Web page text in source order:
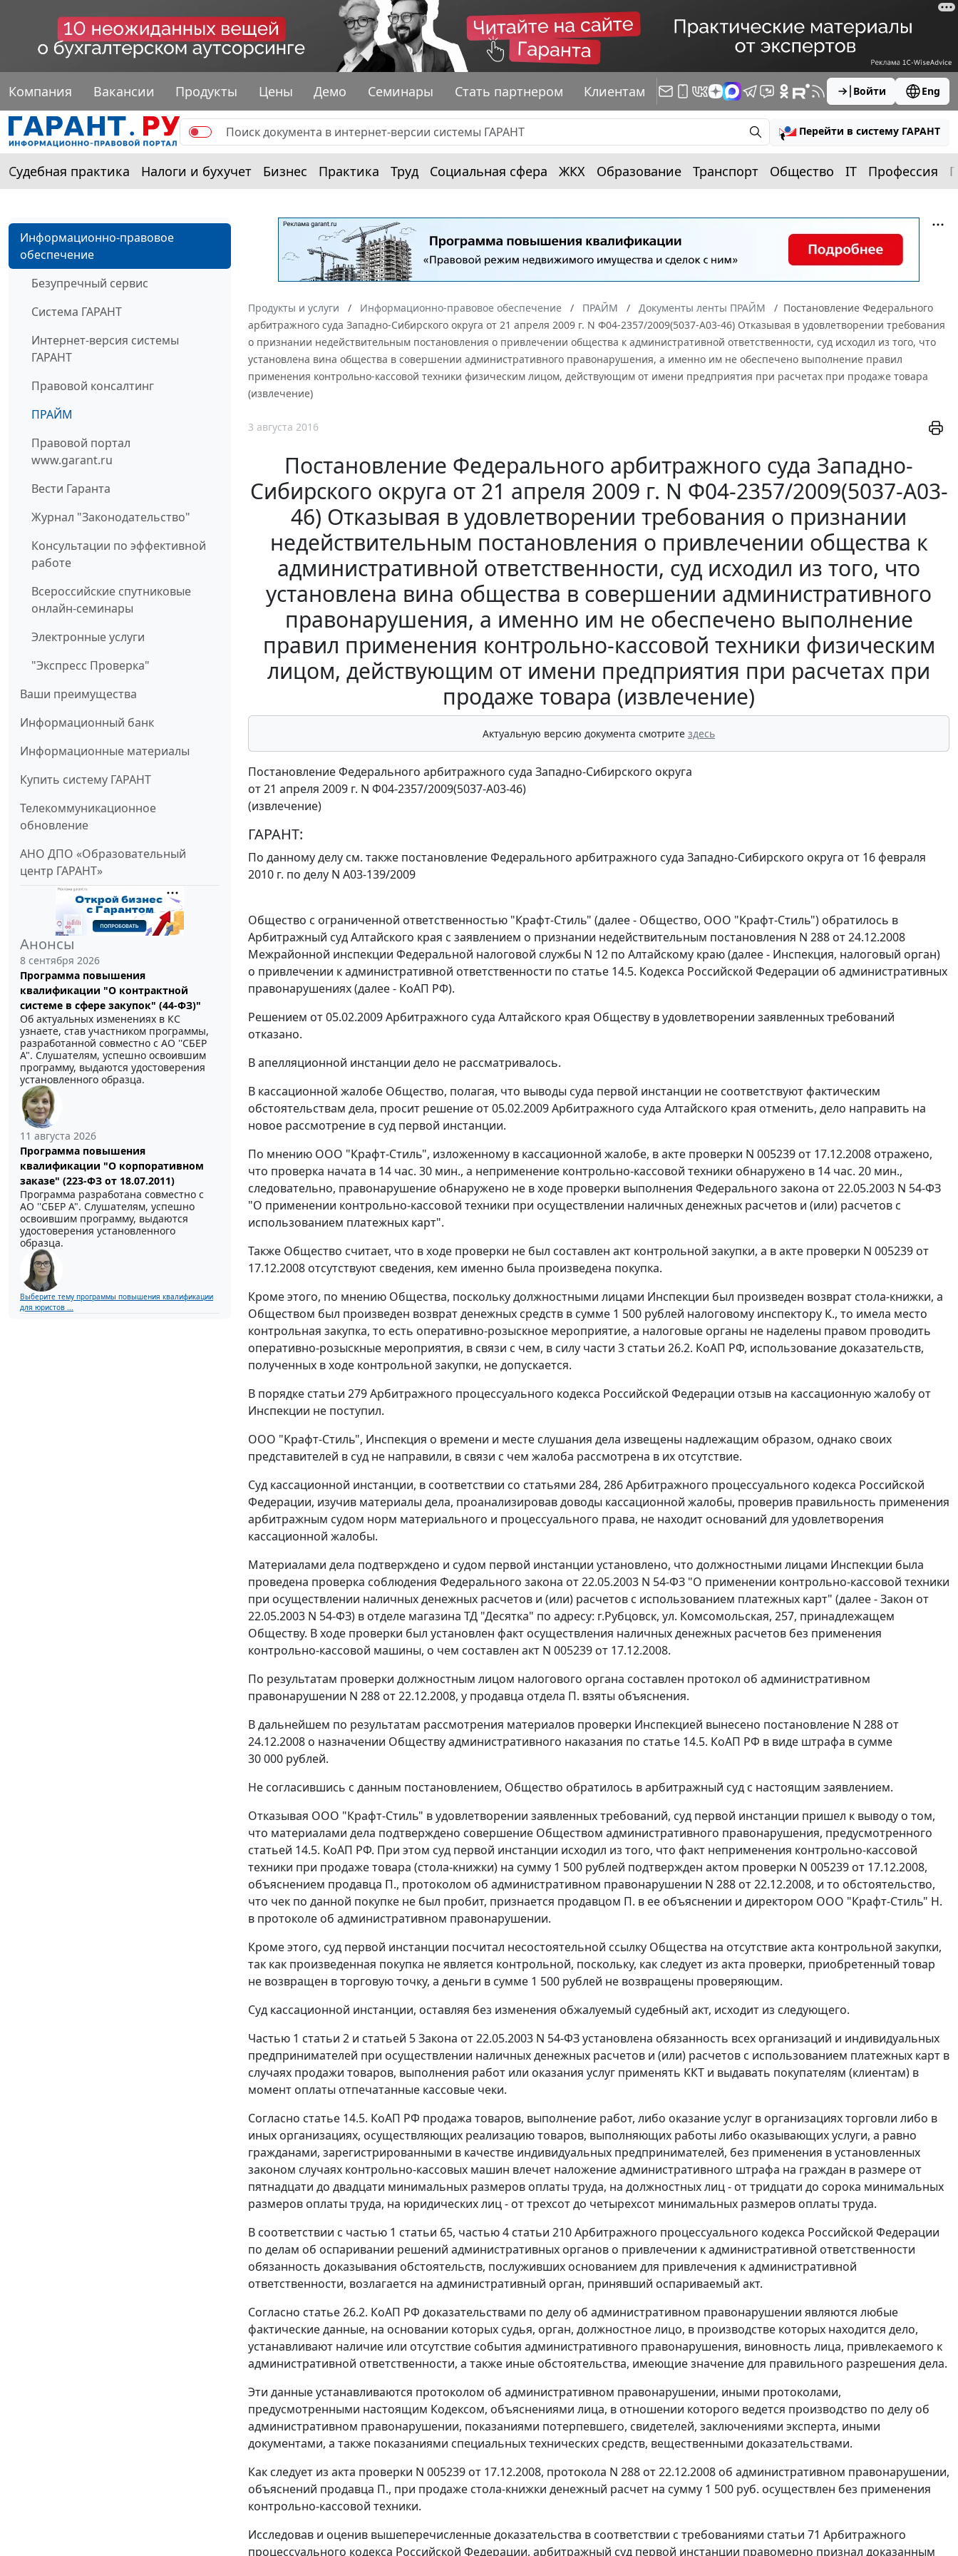
Компания Вакансии Продукты Цены Демо Семинары Стать партнером Клиентам Войти Eng
Перейти в систему ГАРАНТ
Судебная практика Налоги и бухучет Бизнес Практика Труд Социальная сфера ЖКХ Образование Транспорт Общество IT Профессия
Информационно-правовое
обеспечение
Безупречный сервис
Система ГАРАНТ
Интернет-версия системы
ГАРАНТ
Правовой консалтинг
ПРАЙМ
Правовой портал
www.garant.ru
Вести Гаранта
Журнал "Законодательство"
Консультации по эффективной
работе
Всероссийские спутниковые
онлайн-семинары
Электронные услуги
"Экспресс Проверка"
Ваши преимущества
Информационный банк
Информационные материалы
Купить систему ГАРАНТ
Телекоммуникационное
обновление
АНО ДПО «Образовательный
центр ГАРАНТ»
Анонсы
8 сентября 2026
Программа повышения
квалификации "О контрактной
системе в сфере закупок" (44-ФЗ)"
Об актуальных изменениях в КС
узнаете, став участником программы,
разработанной совместно с АО ''СБЕР
А". Слушателям, успешно освоившим
программу, выдаются удостоверения
установленного образца.
11 августа 2026
Программа повышения
квалификации "О корпоративном
заказе" (223-ФЗ от 18.07.2011)
Программа разработана совместно с
АО ''СБЕР А". Слушателям, успешно
освоившим программу, выдаются
удостоверения установленного
образца.
Выберите тему программы повышения квалификации
для юристов ...
Продукты и услуги Информационно-правовое обеспечение ПРАЙМ Документы ленты ПРАЙМ
Постановление Федерального
арбитражного суда Западно-Сибирского округа от 21 апреля 2009 г. N Ф04-2357/2009(5037-А03-46) Отказывая в удовлетворении требования
о признании недействительным постановления о привлечении общества к административной ответственности, суд исходил из того, что
установлена вина общества в совершении административного правонарушения, а именно им не обеспечено выполнение правил
применения контрольно-кассовой техники физическим лицом, действующим от имени предприятия при расчетах при продаже товара
(извлечение)
3 августа 2016
Постановление Федерального арбитражного суда Западно-
Сибирского округа от 21 апреля 2009 г. N Ф04-2357/2009(5037-А03-
46) Отказывая в удовлетворении требования о признании
недействительным постановления о привлечении общества к
административной ответственности, суд исходил из того, что
установлена вина общества в совершении административного
правонарушения, а именно им не обеспечено выполнение
правил применения контрольно-кассовой техники физическим
лицом, действующим от имени предприятия при расчетах при
продаже товара (извлечение)
Актуальную версию документа смотрите здесь
Постановление Федерального арбитражного суда Западно-Сибирского округа
от 21 апреля 2009 г. N Ф04-2357/2009(5037-А03-46)
(извлечение)
ГАРАНТ:
По данному делу см. также постановлениеФедерального арбитражного суда Западно-Сибирского округа от 16 февраля
2010 г. по делу N А03-139/2009
Общество с ограниченной ответственностью "Крафт-Стиль" (далее - Общество, ООО "Крафт-Стиль") обратилось в
Арбитражный суд Алтайского края с заявлением о признании недействительным постановления N 288 от 24.12.2008
Межрайонной инспекции Федеральной налоговой службы N 12 по Алтайскому краю (далее - Инспекция, налоговый орган)
о привлечении к административной ответственности по статье 14.5. Кодекса Российской Федерации об административных
правонарушениях (далее - КоАП РФ).
Решением от 05.02.2009 Арбитражного суда Алтайского края Обществу в удовлетворении заявленных требований
отказано.
В апелляционной инстанции дело не рассматривалось.
В кассационной жалобе Общество, полагая, что выводы суда первой инстанции не соответствуют фактическим
обстоятельствам дела, просит решение от 05.02.2009 Арбитражного суда Алтайского края отменить, дело направить на
новое рассмотрение в суд первой инстанции.
По мнению ООО "Крафт-Стиль", изложенному в кассационной жалобе, в акте проверки N 005239 от 17.12.2008 отражено,
что проверка начата в 14 час. 30 мин., а неприменение контрольно-кассовой техники обнаружено в 14 час. 20 мин.,
следовательно, правонарушение обнаружено не в ходе проверки выполнения Федерального закона от 22.05.2003 N 54-ФЗ
"О применении контрольно-кассовой техники при осуществлении наличных денежных расчетов и (или) расчетов с
использованием платежных карт".
Также Общество считает, что в ходе проверки не был составлен акт контрольной закупки, а в акте проверки N 005239 от
17.12.2008 отсутствуют сведения, кем именно была произведена покупка.
Кроме этого, по мнению Общества, поскольку должностными лицами Инспекции был произведен возврат стола-книжки, а
Обществом был произведен возврат денежных средств в сумме 1 500 рублей налоговому инспектору К., то имела место
контрольная закупка, то есть оперативно-розыскное мероприятие, а налоговые органы не наделены правом проводить
оперативно-розыскные мероприятия, в связи с чем, в силу части 3 статьи 26.2. КоАП РФ, использование доказательств,
полученных в ходе контрольной закупки, не допускается.
В порядке статьи 279Арбитражного процессуального кодекса Российской Федерации отзыв на кассационную жалобу от
Инспекции не поступил.
ООО "Крафт-Стиль", Инспекция о времени и месте слушания дела извещены надлежащим образом, однако своих
представителей в суд не направили, в связи с чем жалоба рассмотрена в их отсутствие.
Суд кассационной инстанции, в соответствии со статьями 284, 286Арбитражного процессуального кодекса Российской
Федерации, изучив материалы дела, проанализировав доводы кассационной жалобы, проверив правильность применения
арбитражным судом норм материального и процессуального права, не находит оснований для удовлетворения
кассационной жалобы.
Материалами дела подтверждено и судом первой инстанции установлено, что должностными лицами Инспекции была
проведена проверка соблюдения Федерального закона от 22.05.2003 N 54-ФЗ "О применении контрольно-кассовой техники
при осуществлении наличных денежных расчетов и (или) расчетов с использованием платежных карт" (далее - Закон от
22.05.2003 N 54-ФЗ) в отделе магазина ТД "Десятка" по адресу: г.Рубцовск, ул. Комсомольская, 257, принадлежащем
Обществу. В ходе проверки был установлен факт осуществления наличных денежных расчетов без применения
контрольно-кассовой машины, о чем составлен акт N 005239 от 17.12.2008.
По результатам проверки должностным лицом налогового органа составлен протокол об административном
правонарушении N 288 от 22.12.2008, у продавца отдела П. взяты объяснения.
В дальнейшем по результатам рассмотрения материалов проверки Инспекцией вынесено постановление N 288 от
24.12.2008 о назначении Обществу административного наказания по статье 14.5. КоАП РФ в виде штрафа в сумме
30 000 рублей.
Не согласившись с данным постановлением, Общество обратилось в арбитражный суд с настоящим заявлением.
Отказывая ООО "Крафт-Стиль" в удовлетворении заявленных требований, суд первой инстанции пришел к выводу о том,
что материалами дела подтверждено совершение Обществом административного правонарушения, предусмотренного
статьей 14.5. КоАП РФ. При этом суд первой инстанции исходил из того, что факт неприменения контрольно-кассовой
техники при продаже товара (стола-книжки) на сумму 1 500 рублей подтвержден актом проверки N 005239 от 17.12.2008,
объяснением продавца П., протоколом об административном правонарушении N 288 от 22.12.2008, и то обстоятельство,
что чек по данной покупке не был пробит, признается продавцом П. в ее объяснении и директором ООО "Крафт-Стиль" Н.
в протоколе об административном правонарушении.
Кроме этого, суд первой инстанции посчитал несостоятельной ссылку Общества на отсутствие акта контрольной закупки,
так как произведенная покупка не является контрольной, поскольку, как следует из акта проверки, приобретенный товар
не возвращен в торговую точку, а деньги в сумме 1 500 рублей не возвращены проверяющим.
Суд кассационной инстанции, оставляя без изменения обжалуемый судебный акт, исходит из следующего.
Частью 1 статьи 2 и статьей 5Закона от 22.05.2003 N 54-ФЗ установлена обязанность всех организаций и индивидуальных
предпринимателей при осуществлении наличных денежных расчетов и (или) расчетов с использованием платежных карт в
случаях продажи товаров, выполнения работ или оказания услуг применять ККТ и выдавать покупателям (клиентам) в
момент оплаты отпечатанные кассовые чеки.
Согласно статье 14.5. КоАП РФ продажа товаров, выполнение работ, либо оказание услуг в организациях торговли либо в
иных организациях, осуществляющих реализацию товаров, выполняющих работы либо оказывающих услуги, а равно
гражданами, зарегистрированными в качестве индивидуальных предпринимателей, без применения в установленных
законом случаях контрольно-кассовых машин влечет наложение административного штрафа на граждан в размере от
пятнадцати до двадцати минимальных размеров оплаты труда, на должностных лиц - от тридцати до сорока минимальных
размеров оплаты труда, на юридических лиц - от трехсот до четырехсот минимальных размеров оплаты труда.
В соответствии с частью 1 статьи 65, частью 4 статьи 210Арбитражного процессуального кодекса Российской Федерации
по делам об оспаривании решений административных органов о привлечении к административной ответственности
обязанность доказывания обстоятельств, послуживших основанием для привлечения к административной
ответственности, возлагается на административный орган, принявший оспариваемый акт.
Согласно статье 26.2. КоАП РФ доказательствами по делу об административном правонарушении являются любые
фактические данные, на основании которых судья, орган, должностное лицо, в производстве которых находится дело,
устанавливают наличие или отсутствие события административного правонарушения, виновность лица, привлекаемого к
административной ответственности, а также иные обстоятельства, имеющие значение для правильного разрешения дела.
Эти данные устанавливаются протоколом об административном правонарушении, иными протоколами,
предусмотренными настоящим Кодексом, объяснениями лица, в отношении которого ведется производство по делу об
административном правонарушении, показаниями потерпевшего, свидетелей, заключениями эксперта, иными
документами, а также показаниями специальных технических средств, вещественными доказательствами.
Как следует из акта проверки N 005239 от 17.12.2008, протокола N 288 от 22.12.2008 об административном правонарушении,
объяснений продавца П., при продаже стола-книжки денежный расчет на сумму 1 500 руб. осуществлен без применения
контрольно-кассовой техники.
Исследовав и оценив вышеперечисленные доказательства в соответствии с требованиями статьи 71 Арбитражного
процессуального кодекса Российской Федерации, арбитражный суд первой инстанции правомерно признал доказанным